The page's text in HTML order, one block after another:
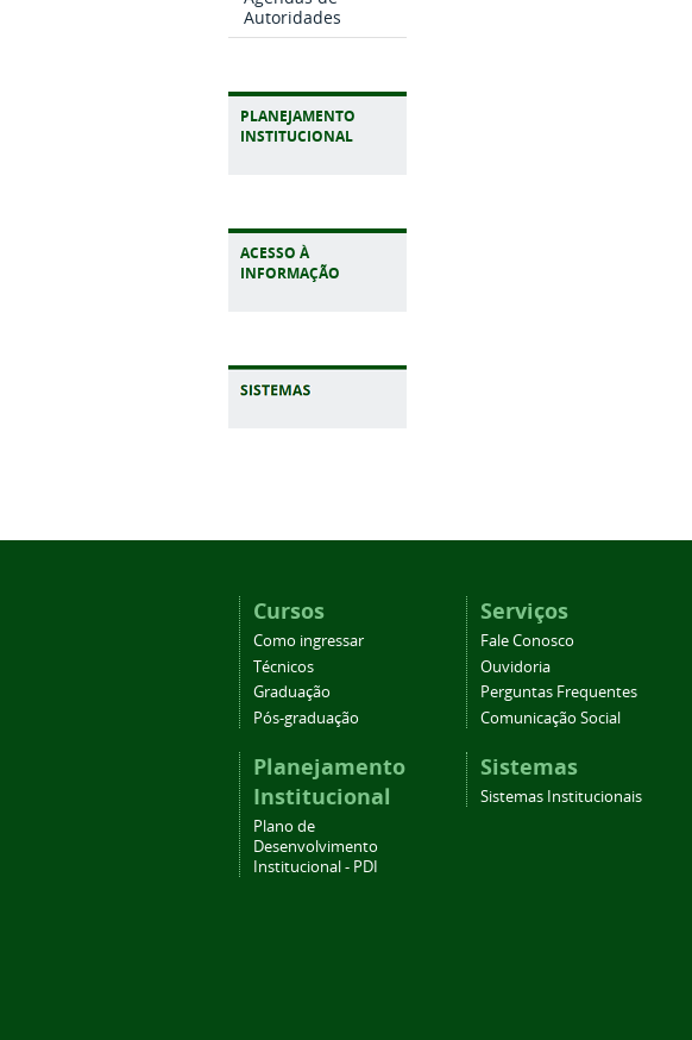
Autoridades
PLANEJAMENTO
INSTITUCIONAL
ACESSO À
INFORMAÇÃO
Cursos
Como ingressar
Técnicos
Graduação
Pós-graduação
Planejamento
Institucional
Plano de
Desenvolvimento
Institucional - PDI
Serviços
Fale Conosco
Ouvidoria
Perguntas Frequentes
Comunicação Social
Sistemas
Sistemas Institucionais